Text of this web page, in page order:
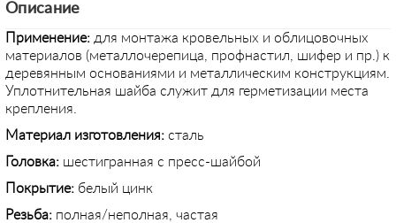
Описание
Применение: для монтажа кровельных и облицовочных
материалов (металлочерепица, профнастил, шифер и пр.) к
деревянным основаниями и металлическим конструкциям.
Уплотнительная шайба служит для герметизации места
крепления.
Материал изготовления: сталь
Головка: шестигранная с пресс-шайбой
Покрытие: белый цинк
Резьба: полная/неполная, частая